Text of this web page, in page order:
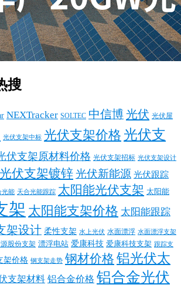
搜
NEXTracker SOLTEC 中信博光伏 光伏屋
光伏支架中标 光伏支架价格 光伏支
伏支架原材料价格 光伏支架招标 光伏支架设计
光伏支架镀锌光伏新能源 光伏跟踪
光能 天合光能跟踪 太阳能光伏支架 太阳能
架 太阳能支架价格 太阳能跟踪
架设计 柔性支架 水上光伏 水面漂浮 水面漂浮支架
股份支架 漂浮电站 爱康科技 爱康科技支架 跟踪支
架价格 钢支架走势 钢材价格 铝光伏太
支架材料 铝合金价格 铝合金光伏